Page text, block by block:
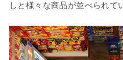
しと様々な商品が並べられて